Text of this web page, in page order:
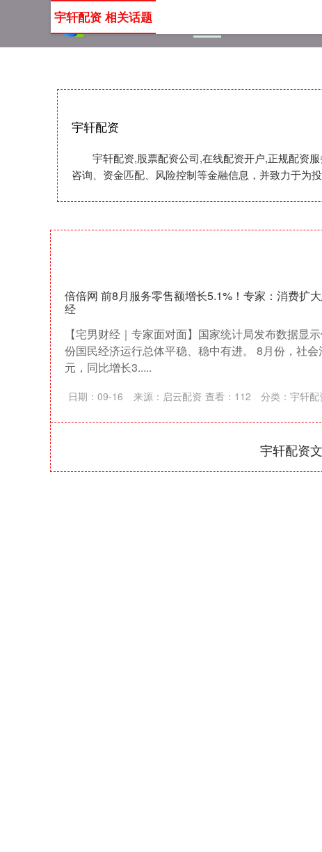
宇轩配资
宇轩配资,股票配资公司,在线配资开户,正规配资
咨询、资金匹配、风险控制等金融信息，并致力于为
宇轩配资 相关话题
倍倍网 前8月服务零售额增长5.1%！专家：消费扩
经
【宅男财经｜专家面对面】国家统计局发布数据显
份国民经济运行总体平稳、稳中有进。 8月份，社
元，同比增长3.....
日期：09-16 来源：启云配资 查看： 112 分类： 宇轩配
宇轩配资